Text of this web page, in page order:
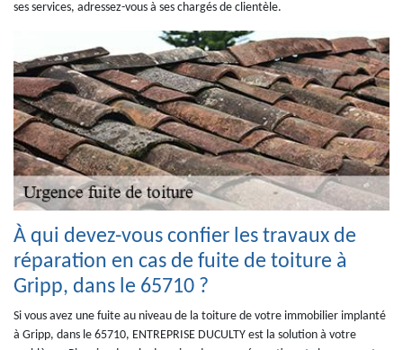
ses services, adressez-vous à ses chargés de clientèle.
À qui devez-vous confier les travaux de
réparation en cas de fuite de toiture à
Gripp, dans le 65710 ?
Si vous avez une fuite au niveau de la toiture de votre immobilier implanté
à Gripp, dans le 65710, ENTREPRISE DUCULTY est la solution à votre